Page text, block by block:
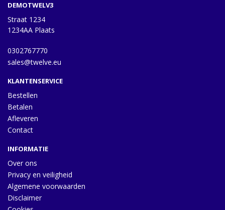
DEMOTWELV3
Straat 1234
1234AA Plaats
0302767770
sales@twelve.eu
KLANTENSERVICE
Bestellen
Betalen
Afleveren
Contact
INFORMATIE
Over ons
Privacy en veiligheid
Algemene voorwaarden
Disclaimer